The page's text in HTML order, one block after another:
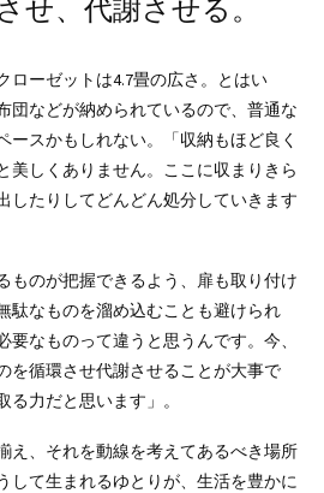
せ、代謝させる。
ローゼットは4.7畳の広さ。とはい
団などが納められているので、普通な
ースかもしれない。「収納もほど良く
美しくありません。ここに収まりきら
したりしてどんどん処分していきます
ものが把握できるよう、扉も取り付け
駄なものを溜め込むことも避けられ
要なものって違うと思うんです。今、
を循環させ代謝させることが大事で
力だと思います」。
え、それを動線を考えてあるべき場所
して生まれるゆとりが、生活を豊かに